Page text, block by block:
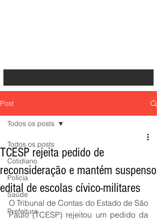
Post
Todos os posts
Cotidiano
Polícia
Saúde
Prefeitura
Todos os posts
TCESP rejeita pedido de
reconsideração e mantém suspenso
edital de escolas cívico-militares
O Tribunal de Contas do Estado de São
Paulo (TCESP) rejeitou um pedido da